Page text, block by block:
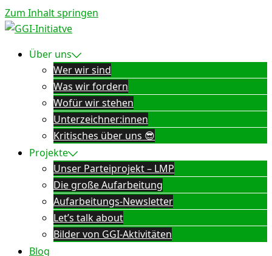
Zum Inhalt springen
Über uns
Wer wir sind
Was wir fordern
Wofür wir stehen
Unterzeichner:innen
Kritisches über uns 😎
Projekte
Unser Parteiprojekt – LMP
Die große Aufarbeitung
Aufarbeitungs-Newsletter
Let’s talk about
Bilder von GGI-Aktivitäten
Blog